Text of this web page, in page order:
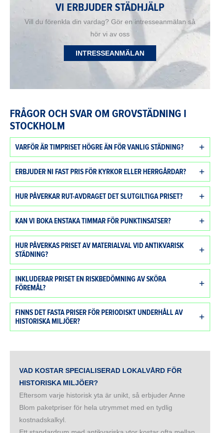
VI ERBJUDER STÄDHJÄLP
Vill du förenkla din vardag? Gör en intresseanmälan så
hör vi av oss
INTRESSEANMÄLAN
FRÅGOR OCH SVAR OM GROVSTÄDNING I
STOCKHOLM
VARFÖR ÄR TIMPRISET HÖGRE ÄN FÖR VANLIG STÄDNING?
ERBJUDER NI FAST PRIS FÖR KYRKOR ELLER HERRGÅRDAR?
HUR PÅVERKAR RUT-AVDRAGET DET SLUTGILTIGA PRISET?
KAN VI BOKA ENSTAKA TIMMAR FÖR PUNKTINSATSER?
HUR PÅVERKAS PRISET AV MATERIALVAL VID ANTIKVARISK
STÄDNING?
INKLUDERAR PRISET EN RISKBEDÖMNING AV SKÖRA
FÖREMÅL?
FINNS DET FASTA PRISER FÖR PERIODISKT UNDERHÅLL AV
HISTORISKA MILJÖER?
VAD KOSTAR SPECIALISERAD LOKALVÅRD FÖR
HISTORISKA MILJÖER?
Eftersom varje historisk yta är unikt, så erbjuder Anne
Blom paketpriser för hela utrymmet med en tydlig
kostnadskalkyl.